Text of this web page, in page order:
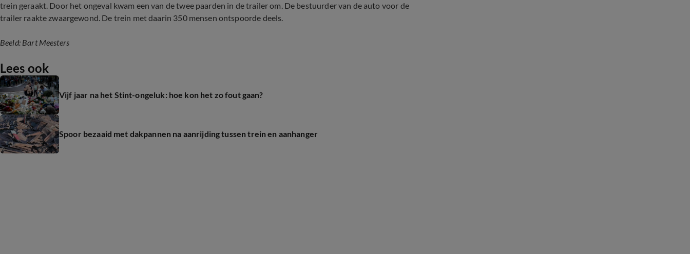
trein geraakt. Door het ongeval kwam een van de twee paarden in de trailer om. De bestuurder van de auto voor de
trailer raakte zwaargewond. De trein met daarin 350 mensen ontspoorde deels.
Beeld: Bart Meesters
Lees ook
Vijf jaar na het Stint-ongeluk: hoe kon het zo fout gaan?
Spoor bezaaid met dakpannen na aanrijding tussen trein en aanhanger